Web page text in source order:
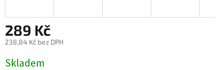
289 Kč
238,84 Kč bez DPH
cena:
Skladem